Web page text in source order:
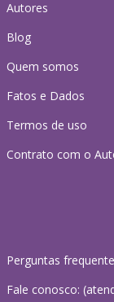
Autores
Blog
Quem somos
Fatos e Dados
Termos de uso
Contrato com o
Perguntas
Fale conosco: